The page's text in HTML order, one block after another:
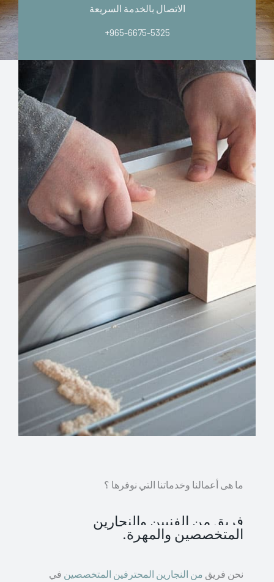
الاتصال بالخدمة السريعة
+965-6675-5325
ما هى أعمالنا وخدماتنا التي نوفرها ؟
فريق من الفنيين والنجارين
المتخصصين والمهرة.
نحن فريق من النجارين المحترفين المتخصصين في